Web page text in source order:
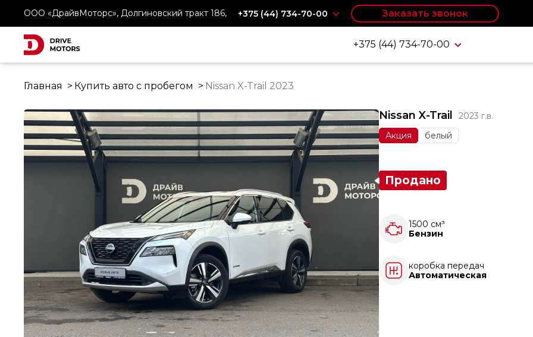
ООО «ДрайвМоторс», Долгиновский тракт 186, +375 (44) 734-70-00 Заказать звонок
+375 (44) 734-70-00
Главная Купить авто с пробегом Nissan X-Trail 2023
Nissan X-Trail
2023 г.в.
Акция
белый
Продано
1500 см³
Бензин
коробка передач
Автоматическая